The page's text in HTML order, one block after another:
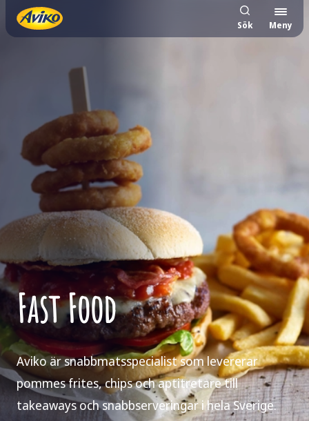
Sök Meny
Fast Food
Aviko är snabbmatsspecialist som levererar
pommes frites, chips och aptitretare till
takeaways och snabbserveringar i hela Sverige.